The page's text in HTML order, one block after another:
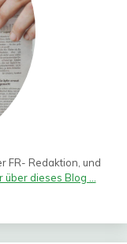
FR- Redaktion, und
über dieses Blog ...